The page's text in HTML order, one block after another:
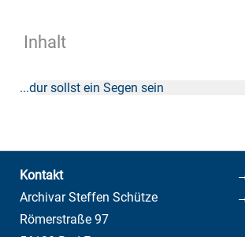
Inhalt
...dur sollst ein Segen sein
Kontakt
Archivar Steffen Schütze
Römerstraße 97